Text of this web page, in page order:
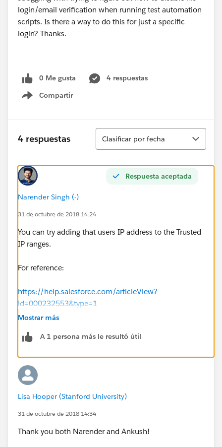
login/email verification when running test automation
scripts. Is there a way to do this for just a specific
login? Thanks.
0 Me gusta
4 respuestas
Compartir
Show menu
4 respuestas
Ordenar
Clasificar por fecha
Respuesta aceptada
Narender Singh (-)
31 de octubre de 2018 14:24
You can try adding that users IP address to the Trusted
IP ranges.
For reference:
https://help.salesforce.com/articleView?
id=000232553&type=1
Mostrar más
A 1 persona más le resultó útil
Lisa Hooper (Stanford University)
31 de octubre de 2018 14:34
Thank you both Narender and Ankush!